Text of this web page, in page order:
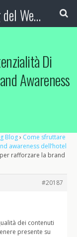
Booking Blog™ - Il blog del Web Marketing Turistico
Di
Awareness
Blog› Come sfruttare
awareness dell’hotel
rafforzare la brand
#20187
dei contenuti
presente su